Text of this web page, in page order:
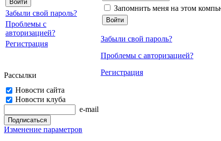
Забыли свой пароль?
Проблемы с
авторизацией?
Регистрация
Рассылки
Новости сайта
Новости клуба
e-mail
Изменение параметров
Запомнить меня на этом
Забыли свой пароль?
Проблемы с авторизацией?
Регистрация